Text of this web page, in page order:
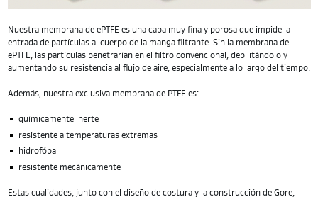
Nuestra membrana de ePTFE es una capa muy fina y porosa que impide la
entrada de partículas al cuerpo de la manga filtrante. Sin la membrana de
ePTFE, las partículas penetrarían en el filtro convencional, debilitándolo y
aumentando su resistencia al flujo de aire, especialmente a lo largo del tiempo.
Además, nuestra exclusiva membrana de PTFE es:
químicamente inerte
resistente a temperaturas extremas
hidrofóba
resistente mecánicamente
Estas cualidades, junto con el diseño de costura y la construcción de Gore,